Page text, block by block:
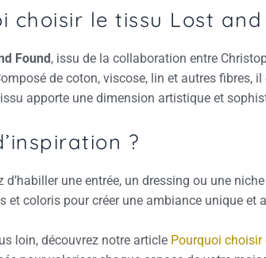
choisir le tissu Lost and
Found, issu de la collaboration entre
de coton, viscose, lin et autres fibres,
apporte une dimension artistique et
?
d’habiller une entrée, un dressing ou une
et coloris pour créer une ambiance unique et
loin, découvrez notre article Pourquoi choisir